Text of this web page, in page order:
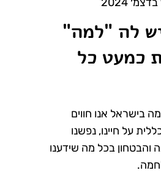
לה "למה"
כמעט כל
בישראל אנו חווים
על חיינו, נפשנו
והבטחון בכל מה שידענו